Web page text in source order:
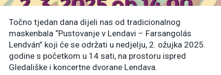
Točno tjedan dana dijeli nas od tradicionalnog
maskenbala “Pustovanje v Lendavi – Farsangolás
Lendván” koji će se održati u nedjelju, 2. ožujka 2025.
godine s početkom u 14 sati, na prostoru ispred
Gledališke i koncertne dvorane Lendava.